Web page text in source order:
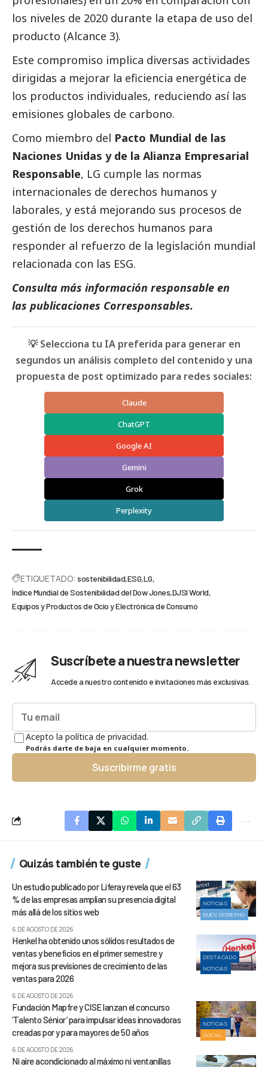
los niveles de 2020 durante la etapa de uso del
producto (Alcance 3).
Este compromiso implica diversas actividades
dirigidas a mejorar la eficiencia energética de
los productos individuales, reduciendo así las
emisiones globales de carbono.
Como miembro del Pacto Mundial de las
Naciones Unidas y de la Alianza Empresarial
Responsable, LG cumple las normas
internacionales de derechos humanos y
laborales, y está mejorando sus procesos de
gestión de los derechos humanos para
responder al refuerzo de la legislación mundial
relacionada con las ESG.
Consulta más información responsable en
las publicaciones Corresponsables.
💡 Selecciona tu IA preferida para generar en
segundos un análisis completo del contenido y una
propuesta de post optimizado para redes sociales:
Claude
ChatGPT
Google AI
Gemini
Grok
Perplexity
ETIQUETADO: sostenibilidad ESG LG
Índice Mundial de Sostenibilidad del Dow Jones DJSI World
Equipos y Productos de Ocio y Electrónica de Consumo
Suscríbete a nuestra newsletter
Accede a nuestro contenido e invitaciones más exclusivas.
Acepto la política de privacidad.
Podrás darte de baja en cualquier momento.
Suscribirme gratis
Quizás también te guste
NOTICIAS
BUEN GOBIERNO
Un estudio publicado por Liferay revela que el 63
% de las empresas amplían su presencia digital
más allá de los sitios web
6 DE AGOSTO DE 2026
DESTACADO
NOTICIAS
Henkel ha obtenido unos sólidos resultados de
ventas y beneficios en el primer semestre y
mejora sus previsiones de crecimiento de las
ventas para 2026
6 DE AGOSTO DE 2026
NOTICIAS
SOCIAL
Fundación Mapfre y CISE lanzan el concurso
‘Talento Sénior’ para impulsar ideas innovadoras
creadas por y para mayores de 50 años
6 DE AGOSTO DE 2026
Ni aire acondicionado al máximo ni ventanillas